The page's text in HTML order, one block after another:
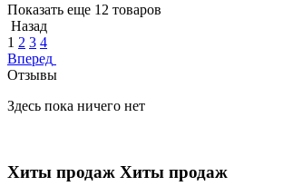
Показать еще 12 товаров
Назад
1 2 3 4
Вперед
Отзывы
Здесь пока ничего нет
Хиты продаж Хиты продаж